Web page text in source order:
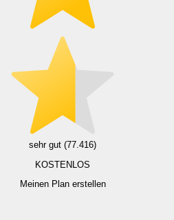
sehr gut (77.416)
KOSTENLOS
Meinen Plan erstellen